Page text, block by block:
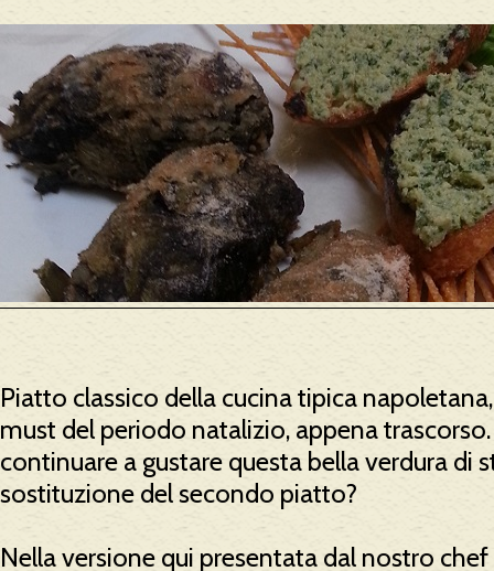
Piatto classico della cucina tipica
must del periodo natalizio, appena
continuare a gustare questa bella verdura di
sostituzione del secondo piatto?
Nella versione qui presentata dal nostro chef